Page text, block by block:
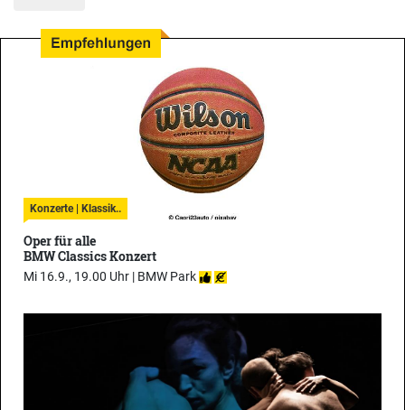
Konzerte | Klassik..
Oper für alle
BMW Classics Konzert
Mi 16.9., 19.00 Uhr | BMW Park